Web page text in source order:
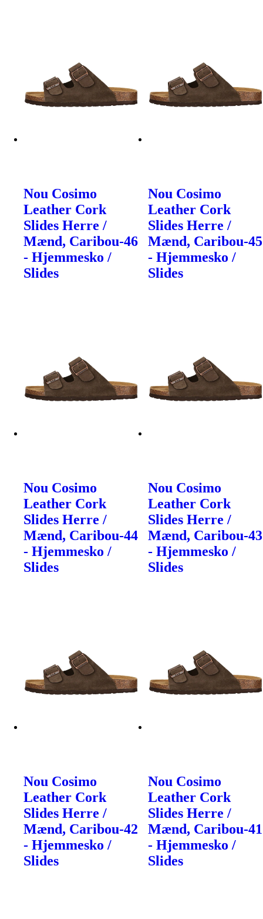
Nou Cosimo
Leather Cork
Slides Herre /
Mænd, Caribou-46
- Hjemmesko /
Slides
Nou Cosimo
Leather Cork
Slides Herre /
Mænd, Caribou-45
- Hjemmesko /
Slides
Nou Cosimo
Leather Cork
Slides Herre /
Mænd, Caribou-44
- Hjemmesko /
Slides
Nou Cosimo
Leather Cork
Slides Herre /
Mænd, Caribou-43
- Hjemmesko /
Slides
Nou Cosimo
Leather Cork
Slides Herre /
Mænd, Caribou-42
- Hjemmesko /
Slides
Nou Cosimo
Leather Cork
Slides Herre /
Mænd, Caribou-41
- Hjemmesko /
Slides